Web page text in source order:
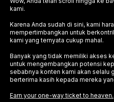
kami.
Karena Anda sudah di sini, kami
mempertimbangkan untuk
kami yang ternyata cukup mahal.
Banyak yang tidak memiliki akses
untuk mengembangkan potensi
sebabnya konten kami akan selalu
berterima kasih kepada mereka
Earn your one-way ticket to heaven.